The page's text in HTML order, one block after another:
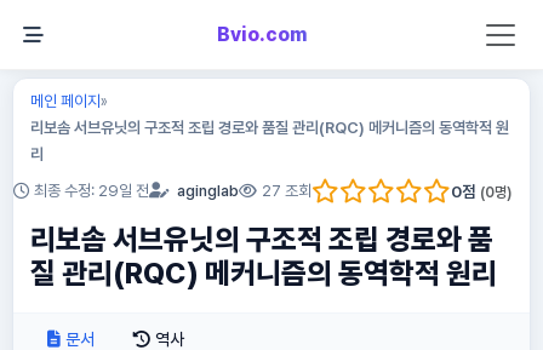
Bvio.com
메인 페이지»
리보솜 서브유닛의 구조적 조립 경로와 품질 관리(RQC) 메커니즘의 동역학적 원
리
최종 수정: 29일 전 aginglab 27 조회 0점 (0명)
리보솜 서브유닛의 구조적 조립 경로와 품
질 관리(RQC) 메커니즘의 동역학적 원리
문서 역사